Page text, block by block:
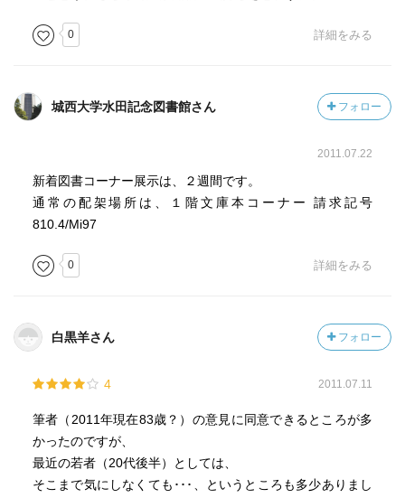
0 詳細をみる
城西大学水田記念図書館さん フォロー
2011.07.22
新着図書コーナー展示は、２週間です。
通常の配架場所は、１階文庫本コーナー 請求記号
810.4/Mi97
0 詳細をみる
白黒羊さん フォロー
4 2011.07.11
筆者（2011年現在83歳？）の意見に同意できるところが多
かったのですが、
最近の若者（20代後半）としては、
そこまで気にしなくても･･･、というところも多少ありまし